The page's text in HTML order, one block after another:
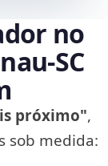
no
próximo",
sob medida: